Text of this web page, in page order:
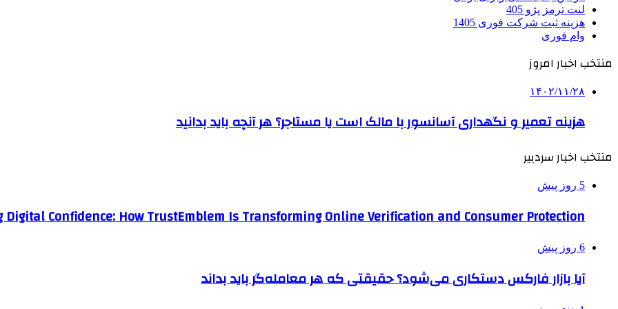
لنت ترمز پژو 405
هزینه ثبت شرکت فوری 1405
وام فوری
منتخب اخبار امروز
۱۴۰۲/۱۱/۲۸
هزینه تعمیر و نگهداری آسانسور با مالک است یا مستاجر؟ هر آنچه باید بدانید
منتخب اخبار سردبیر
5 روز پیش
Confidence: How TrustEmblem Is Transforming Online Verification and Consumer Protection
6 روز پیش
آیا بازار فارکس دستکاری می‌شود؟ حقیقتی که هر معامله‌گر باید بداند